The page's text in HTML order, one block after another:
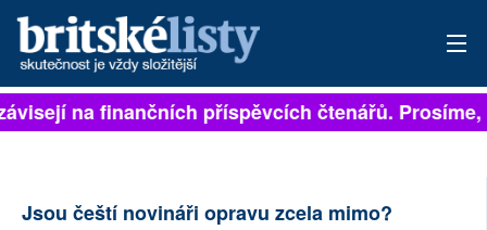
PŘIHLÁSIT
ARCHIV
na finančních příspěvcích čtenářů. Prosíme,
Jsou čeští novináři opravu zcela mimo?